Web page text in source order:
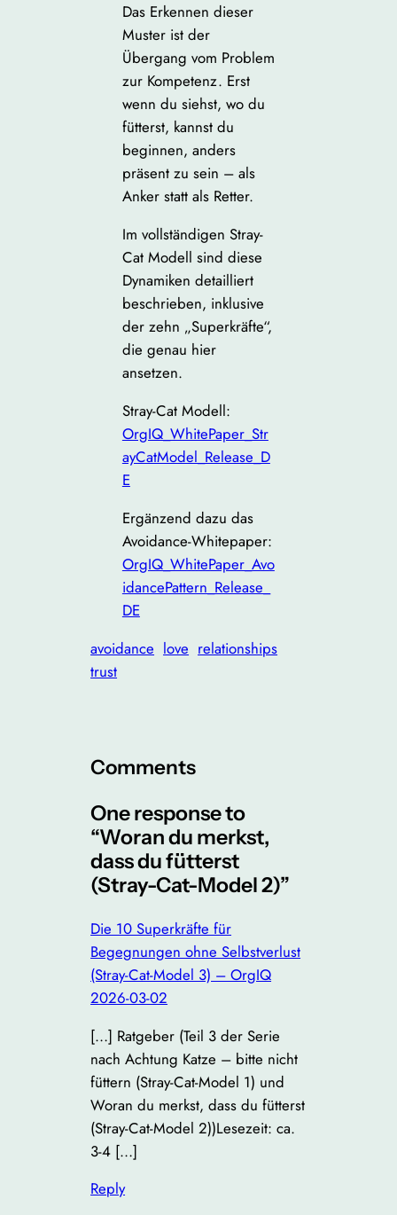
Das Erkennen dieser
Muster ist der
Übergang vom Problem
zur Kompetenz. Erst
wenn du siehst, wo du
fütterst, kannst du
beginnen, anders
präsent zu sein – als
Anker statt als Retter.
Im vollständigen Stray-
Cat Modell sind diese
Dynamiken detailliert
beschrieben, inklusive
der zehn „Superkräfte“,
die genau hier
ansetzen.
Stray-Cat Modell:
OrgIQ_WhitePaper_Str
ayCatModel_Release_D
E
Ergänzend dazu das
Avoidance-Whitepaper:
OrgIQ_WhitePaper_Avo
idancePattern_Release_
DE
avoidance love relationships
trust
Comments
One response to
“Woran du merkst,
dass du fütterst
(Stray-Cat-Model 2)”
Die 10 Superkräfte für
Begegnungen ohne Selbstverlust
(Stray-Cat-Model 3) – OrgIQ
2026-03-02
[…] Ratgeber (Teil 3 der Serie
nach Achtung Katze – bitte nicht
füttern (Stray-Cat-Model 1) und
Woran du merkst, dass du fütterst
(Stray-Cat-Model 2))Lesezeit: ca.
3-4 […]
Reply